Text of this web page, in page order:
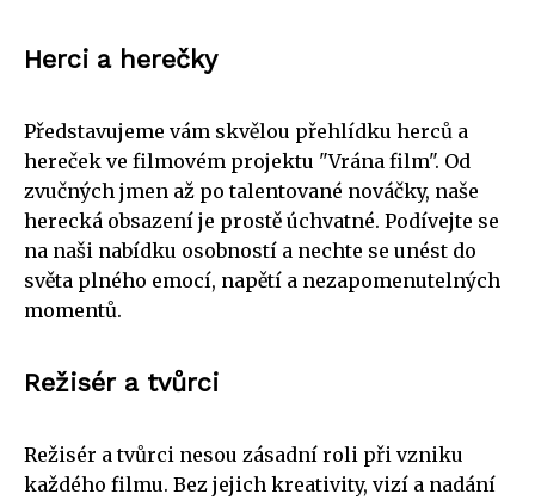
Herci a herečky
Představujeme vám skvělou přehlídku herců a
hereček ve filmovém projektu "Vrána film". Od
zvučných jmen až po talentované nováčky, naše
herecká obsazení je prostě úchvatné. Podívejte se
na naši nabídku osobností a nechte se unést do
světa plného emocí, napětí a nezapomenutelných
momentů.
Režisér a tvůrci
Režisér a tvůrci nesou zásadní roli při vzniku
každého filmu. Bez jejich kreativity, vizí a nadání